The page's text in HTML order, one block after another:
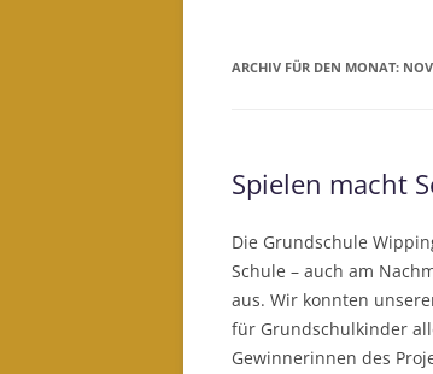
ARCHIV FÜR DEN MONAT:
Spielen macht
Die Grundschule
Schule – auch am
aus. Wir konnten
für Grundschulkinder
Gewinnerinnen des